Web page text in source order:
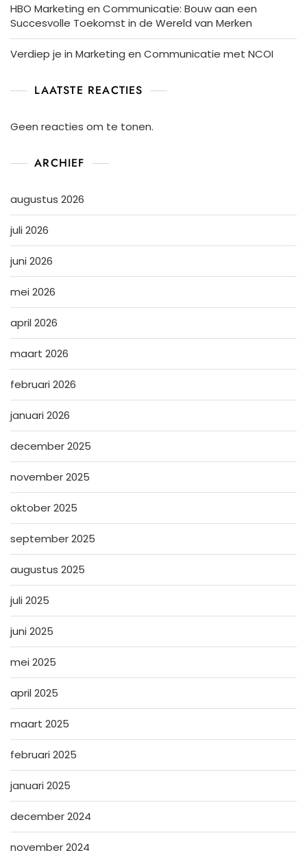
HBO Marketing en Communicatie: Bouw aan een
Succesvolle Toekomst in de Wereld van Merken
Verdiep je in Marketing en Communicatie met NCOI
LAATSTE REACTIES
Geen reacties om te tonen.
ARCHIEF
augustus 2026
juli 2026
juni 2026
mei 2026
april 2026
maart 2026
februari 2026
januari 2026
december 2025
november 2025
oktober 2025
september 2025
augustus 2025
juli 2025
juni 2025
mei 2025
april 2025
maart 2025
februari 2025
januari 2025
december 2024
november 2024